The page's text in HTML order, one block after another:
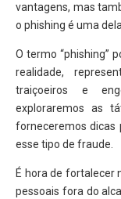
vantagens, mas
o phishing é uma
O termo “phishing”
realidade,
traiçoeiros e
exploraremos as
forneceremos dicas
esse tipo de fraude.
É hora de fortalecer
pessoais fora do